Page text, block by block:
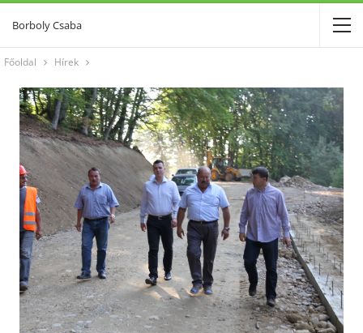
Borboly Csaba
Főoldal Hírek